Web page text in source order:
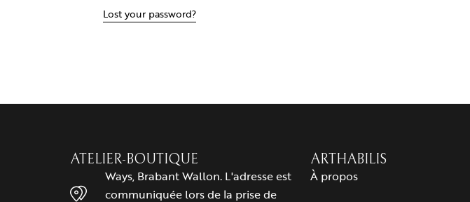
Lost your password?
ATELIER-BOUTIQUE
Ways, Brabant Wallon. L'adresse est
communiquée lors de la prise de
ARTHABILIS
À propos